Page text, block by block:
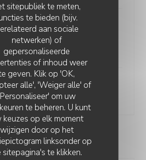
sitepubliek te meten,
te bieden (bijv.
aan sociale
netwerken) of
gepersonaliseerde
of inhoud weer
geven. Klik op 'OK,
alle', 'Weiger alle' of
om uw
te beheren. U kunt
keuzes op elk moment
wijzigen door op het
linksonder op
sitepagina's te klikken.
Cesar Salad
tomatoes, Caesar dressing
19,00 EUR
Dish of the day
21,00 EUR
DAILY ARRIVALS
LE SERVAN